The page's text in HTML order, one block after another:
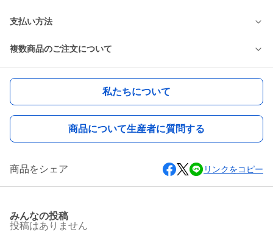
支払い方法
複数商品のご注文について
私たちについて
商品について生産者に質問する
商品をシェア リンクをコピー
みんなの投稿
投稿はありません